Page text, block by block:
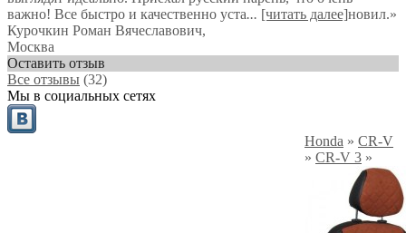
важно! Все быстро и качественно уста... [читать далее]новил.»
Курочкин Роман Вячеславович,
Москва
Оставить отзыв
Все отзывы (32)
Мы в социальных сетях
Honda » CR-V
» CR-V 3 »